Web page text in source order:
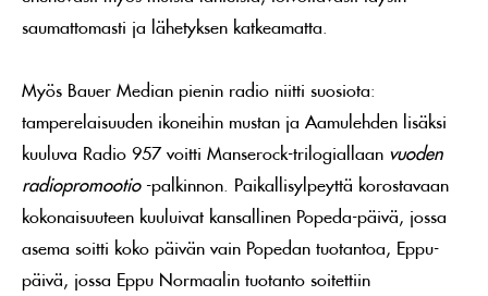
saumattomasti ja lähetyksen katkeamatta.
Myös Bauer Median pienin radio niitti suosiota:
tamperelaisuuden ikoneihin mustan ja Aamulehden lisäksi
kuuluva Radio 957 voitti Manserock-trilogiallaan vuoden
radiopromootio-palkinnon. Paikallisylpeyttä korostavaan
kokonaisuuteen kuuluivat kansallinen Popeda-päivä, jossa
asema soitti koko päivän vain Popedan tuotantoa, Eppu-
päivä, jossa Eppu Normaalin tuotanto soitettiin